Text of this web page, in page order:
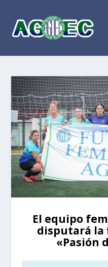
El equipo
disputará la
«Pasión